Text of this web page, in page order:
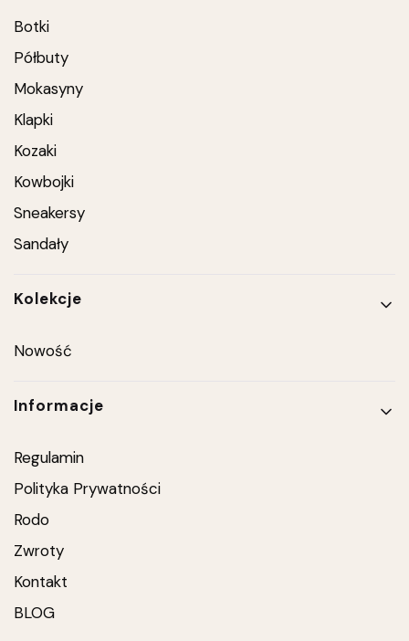
Botki
Półbuty
Mokasyny
Klapki
Kozaki
Kowbojki
Sneakersy
Sandały
Kolekcje
Nowość
Informacje
Regulamin
Polityka Prywatności
Rodo
Zwroty
Kontakt
BLOG